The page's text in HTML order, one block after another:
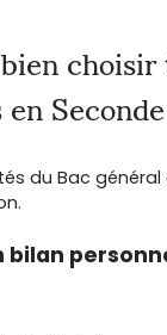
du Bac
bilan